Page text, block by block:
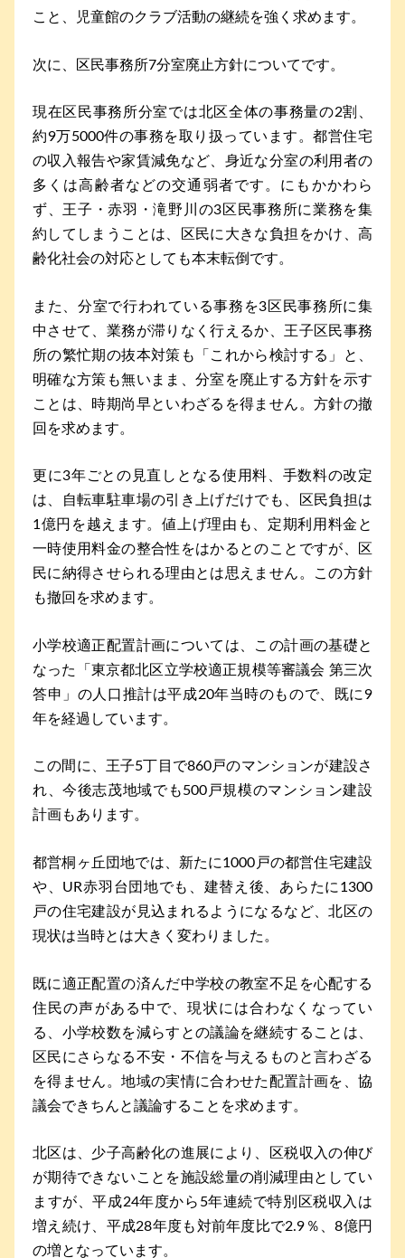
こと、児童館のクラブ活動の継続を強く求めます。
次に、区民事務所7分室廃止方針についてです。
現在区民事務所分室では北区全体の事務量の2割、
約9万5000件の事務を取り扱っています。都営住宅
の収入報告や家賃減免など、身近な分室の利用者の
多くは高齢者などの交通弱者です。にもかかわら
ず、王子・赤羽・滝野川の3区民事務所に業務を集
約してしまうことは、区民に大きな負担をかけ、高
齢化社会の対応としても本末転倒です。
また、分室で行われている事務を3区民事務所に集
中させて、業務が滞りなく行えるか、王子区民事務
所の繁忙期の抜本対策も「これから検討する」と、
明確な方策も無いまま、分室を廃止する方針を示す
ことは、時期尚早といわざるを得ません。方針の撤
回を求めます。
更に3年ごとの見直しとなる使用料、手数料の改定
は、自転車駐車場の引き上げだけでも、区民負担は
1億円を越えます。値上げ理由も、定期利用料金と
一時使用料金の整合性をはかるとのことですが、区
民に納得させられる理由とは思えません。この方針
も撤回を求めます。
小学校適正配置計画については、この計画の基礎と
なった「東京都北区立学校適正規模等審議会 第三次
答申」の人口推計は平成20年当時のもので、既に9
年を経過しています。
この間に、王子5丁目で860戸のマンションが建設さ
れ、今後志茂地域でも500戸規模のマンション建設
計画もあります。
都営桐ヶ丘団地では、新たに1000戸の都営住宅建設
や、UR赤羽台団地でも、建替え後、あらたに1300
戸の住宅建設が見込まれるようになるなど、北区の
現状は当時とは大きく変わりました。
既に適正配置の済んだ中学校の教室不足を心配する
住民の声がある中で、現状には合わなくなってい
る、小学校数を減らすとの議論を継続することは、
区民にさらなる不安・不信を与えるものと言わざる
を得ません。地域の実情に合わせた配置計画を、協
議会できちんと議論することを求めます。
北区は、少子高齢化の進展により、区税収入の伸び
が期待できないことを施設総量の削減理由としてい
ますが、平成24年度から5年連続で特別区税収入は
増え続け、平成28年度も対前年度比で2.9％、8億円
の増となっています。